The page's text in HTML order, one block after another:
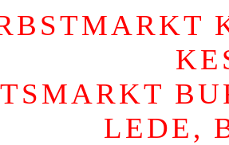
LEDE,